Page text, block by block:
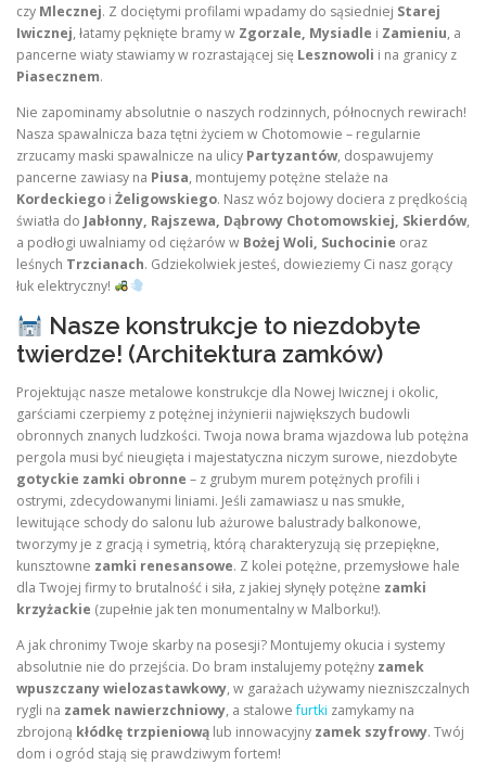
czy Mlecznej. Z dociętymi profilami wpadamy do sąsiedniej Starej
Iwicznej, łatamy pęknięte bramy w Zgorzale, Mysiadle i Zamieniu, a
pancerne wiaty stawiamy w rozrastającej się Lesznowoli i na granicy z
Piasecznem.
Nie zapominamy absolutnie o naszych rodzinnych, północnych rewirach!
Nasza spawalnicza baza tętni życiem w Chotomowie – regularnie
zrzucamy maski spawalnicze na ulicy Partyzantów, dospawujemy
pancerne zawiasy na Piusa, montujemy potężne stelaże na
Kordeckiego i Żeligowskiego. Nasz wóz bojowy dociera z prędkością
światła do Jabłonny, Rajszewa, Dąbrowy Chotomowskiej, Skierdów,
a podłogi uwalniamy od ciężarów w Bożej Woli, Suchocinie oraz
leśnych Trzcianach. Gdziekolwiek jesteś, dowieziemy Ci nasz gorący
łuk elektryczny!
Nasze konstrukcje to niezdobyte
twierdze! (Architektura zamków)
Projektując nasze metalowe konstrukcje dla Nowej Iwicznej i okolic,
garściami czerpiemy z potężnej inżynierii największych budowli
obronnych znanych ludzkości. Twoja nowa brama wjazdowa lub potężna
pergola musi być nieugięta i majestatyczna niczym surowe, niezdobyte
gotyckie zamki obronne – z grubym murem potężnych profili i
ostrymi, zdecydowanymi liniami. Jeśli zamawiasz u nas smukłe,
lewitujące schody do salonu lub ażurowe balustrady balkonowe,
tworzymy je z gracją i symetrią, którą charakteryzują się przepiękne,
kunsztowne zamki renesansowe. Z kolei potężne, przemysłowe hale
dla Twojej firmy to brutalność i siła, z jakiej słynęły potężne zamki
krzyżackie (zupełnie jak ten monumentalny w Malborku!).
A jak chronimy Twoje skarby na posesji? Montujemy okucia i systemy
absolutnie nie do przejścia. Do bram instalujemy potężny zamek
wpuszczany wielozastawkowy, w garażach używamy niezniszczalnych
rygli na zamek nawierzchniowy, a stalowefurtki zamykamy na
zbrojoną kłódkę trzpieniową lub innowacyjny zamek szyfrowy. Twój
dom i ogród stają się prawdziwym fortem!